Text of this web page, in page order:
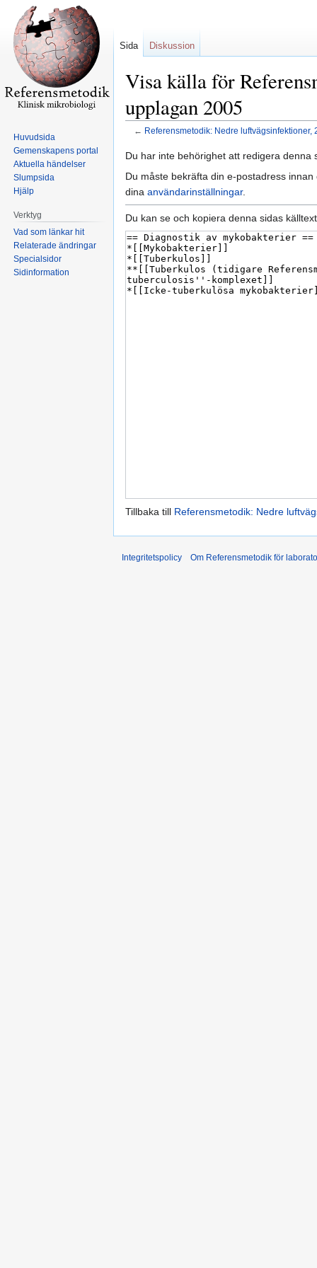
Visa källa för
upplagan 2005
← Referensmetodik: Nedre luftvägsinfektioner,
Hoppa
till
navigering
Hoppa
till
sök
Du har inte behörighet att redigera denna
Du måste bekräfta din e-postadress
dina användarinställningar.
Du kan se och kopiera denna sidas
Tillbaka till Referensmetodik: Nedre
Sida Diskussion
Huvudsida
Gemenskapens portal
Aktuella händelser
Slumpsida
Hjälp
Verktyg
Vad som länkar hit
Relaterade ändringar
Specialsidor
Sidinformation
Integritetspolicy Om Referensmetodik för